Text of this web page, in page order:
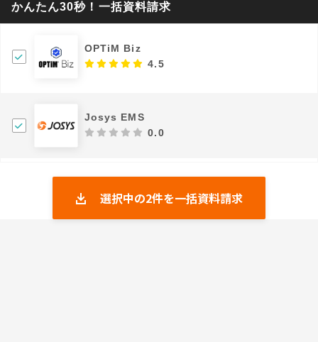
かんたん30秒！一括資料請求
OPTiM Biz
4.5
Josys EMS
0.0
選択中の2件を一括資料請求